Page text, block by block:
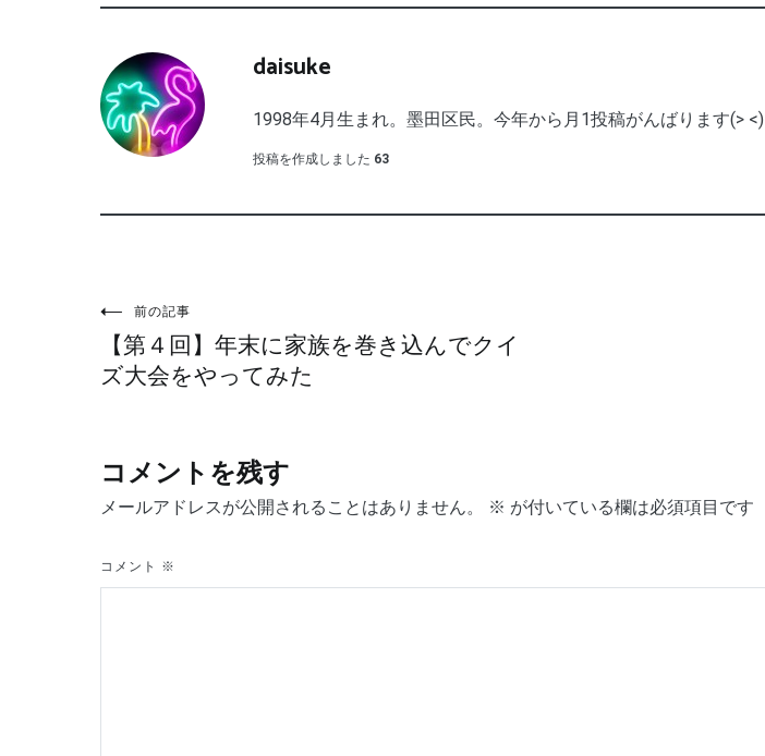
daisuke
1998年4月生まれ。墨田区民。今年から月1投稿がんばります(> <)
投稿を作成しました 63
投
稿
ビ
ゲ
ー
前の記事
【第４回】年末に家族を巻き込んでクイ
ズ大会をやってみた
コメントを残す
メールアドレスが公開されることはありません。 ※ が付いている欄は必須項目です
コメント ※